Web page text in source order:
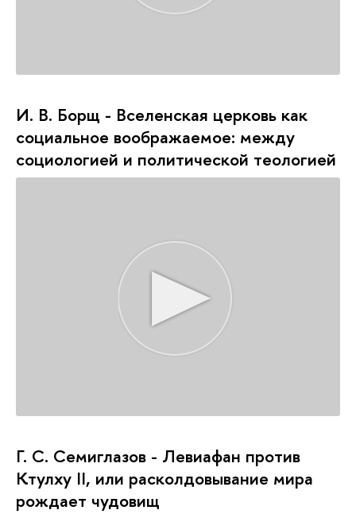
И. В. Борщ - Вселенская церковь как
социальное воображаемое: между
социологией и политической теологией
Г. С. Семиглазов - Левиафан против
Ктулху II, или расколдовывание мира
рождает чудовищ